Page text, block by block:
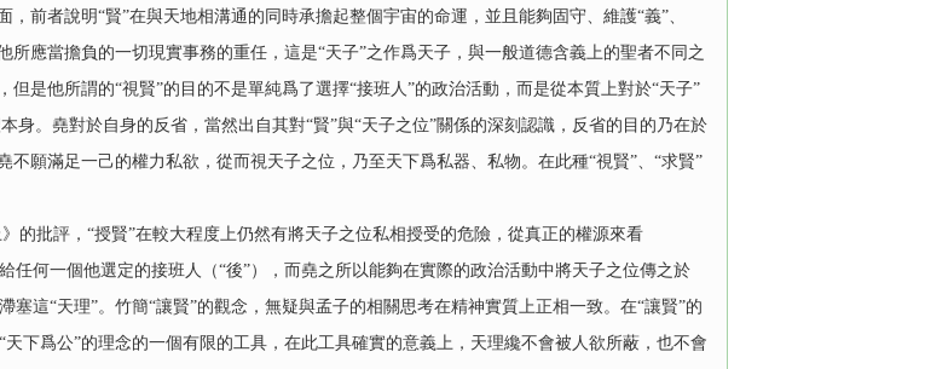
前者說明“賢”在與天地相溝通的同時承擔起整個宇宙的命運，並且能夠固守、維護“義”、
所應當擔負的一切現實事務的重任，這是“天子”之作爲天子，與一般道德含義上的聖者不同之
是他所謂的“視賢”的目的不是單純爲了選擇“接班人”的政治活動，而是從本質上對於“天子”
。堯對於自身的反省，當然出自其對“賢”與“天子之位”關係的深刻認識，反省的目的乃在於
願滿足一己的權力私欲，從而視天子之位，乃至天下爲私器、私物。在此種“視賢”、“求賢”
批評，“授賢”在較大程度上仍然有將天子之位私相授受的危險，從真正的權源來看
任何一個他選定的接班人（“後”），而堯之所以能夠在實際的政治活動中將天子之位傳之於
這“天理”。竹簡“讓賢”的觀念，無疑與孟子的相關思考在精神實質上正相一致。在“讓賢”的
下爲公”的理念的一個有限的工具，在此工具確實的意義上，天理纔不會被人欲所蔽，也不會